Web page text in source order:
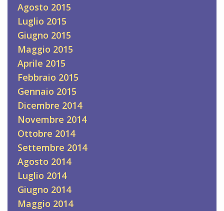
Agosto 2015
Luglio 2015
Giugno 2015
Maggio 2015
Aprile 2015
Febbraio 2015
Gennaio 2015
Dicembre 2014
Novembre 2014
Ottobre 2014
Settembre 2014
Agosto 2014
Luglio 2014
Giugno 2014
Maggio 2014